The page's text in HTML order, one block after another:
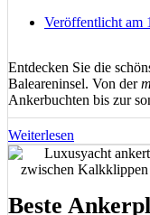
Veröffentlicht am
Entdecken Sie die
Baleareninsel. Von der
Ankerbuchten bis zur
detaillierte
Häfen und versteckten
im Mittelmeer.
Weiterlesen
Beste